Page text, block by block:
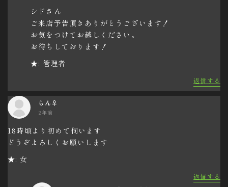
シドさん
ご来店予告頂きありがとうございます！
お気をつけてお越しください。
お待ちしております！
★: 管理者
返信する
らん♀
2年前
18時頃より初めて伺います
どうぞよろしくお願いします
★: 女
返信する